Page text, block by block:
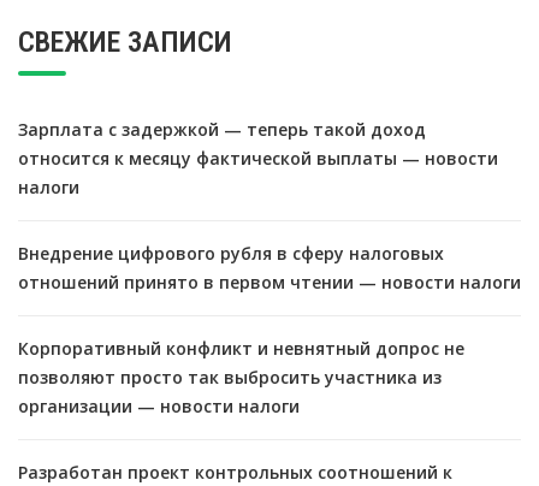
СВЕЖИЕ ЗАПИСИ
Зарплата с задержкой — теперь такой доход
относится к месяцу фактической выплаты — новости
налоги
Внедрение цифрового рубля в сферу налоговых
отношений принято в первом чтении — новости налоги
Корпоративный конфликт и невнятный допрос не
позволяют просто так выбросить участника из
организации — новости налоги
Разработан проект контрольных соотношений к